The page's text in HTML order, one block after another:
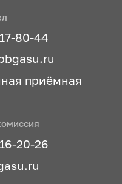
80-44
приёмная
20-26